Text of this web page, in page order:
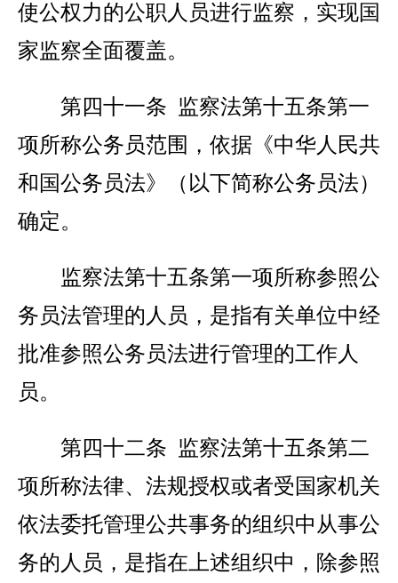
使公权力的公职人员进行监察，实现国
家监察全面覆盖。
第四十一条 监察法第十五条第一
项所称公务员范围，依据《中华人民共
和国公务员法》（以下简称公务员法）
确定。
监察法第十五条第一项所称参照公
务员法管理的人员，是指有关单位中经
批准参照公务员法进行管理的工作人
员。
第四十二条 监察法第十五条第二
项所称法律、法规授权或者受国家机关
依法委托管理公共事务的组织中从事公
务的人员，是指在上述组织中，除参照